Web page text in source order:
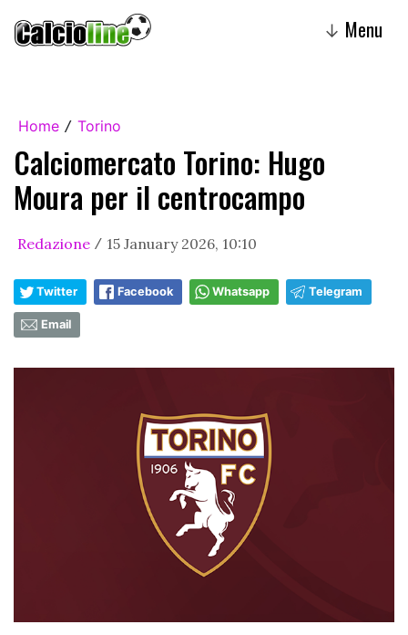
↓ Menu
Home / Torino
Calciomercato Torino: Hugo
Moura per il centrocampo
Redazione / 15 January 2026, 10:10
Twitter Facebook Whatsapp Telegram
Email